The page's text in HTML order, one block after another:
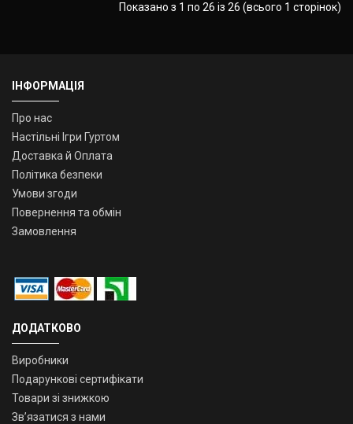
Показано з 1 по 26 із 26 (всього 1 сторінок)
ІНФОРМАЦІЯ
Про нас
Настільні Ігри Гуртом
Доставка й Оплата
Політика безпеки
Умови згоди
Повернення та обмін
Замовлення
ДОДАТКОВО
Виробники
Подарункові сертифікати
Товари зі знижкою
Зв’язатися з нами